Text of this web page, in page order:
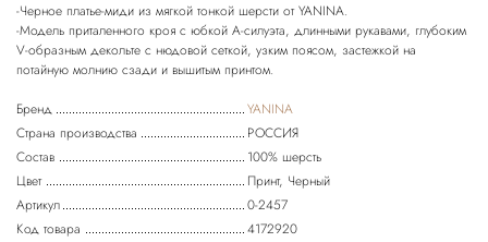
-Черное платье-миди из мягкой тонкой шерсти от YANINA.
-Модель приталенного кроя с юбкой А-силуэта, длинными рукавами, глубоким
V-образным декольте с нюдовой сеткой, узким поясом, застежкой на
Бренд
YANINA
Страна производства
РОССИЯ
Состав
100% шерсть
Цвет
Принт, Черный
Артикул
0-2457
Код товара
4172920